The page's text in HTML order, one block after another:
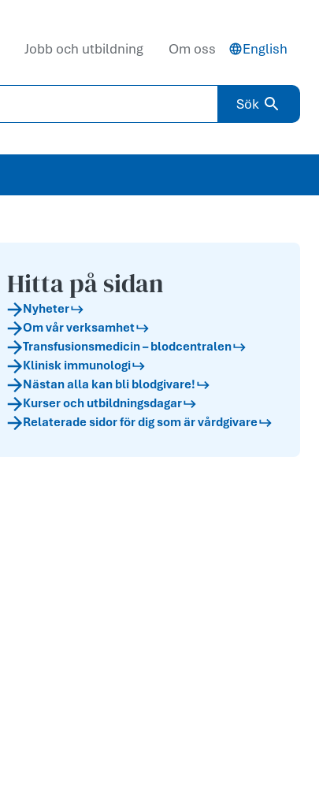
Jobb och utbildning Om oss English
Sök
Hitta på sidan
Nyheter
Om vår verksamhet
Transfusionsmedicin – blodcentralen
Klinisk immunologi
Nästan alla kan bli blodgivare!
Kurser och utbildningsdagar
Relaterade sidor för dig som är vårdgivare